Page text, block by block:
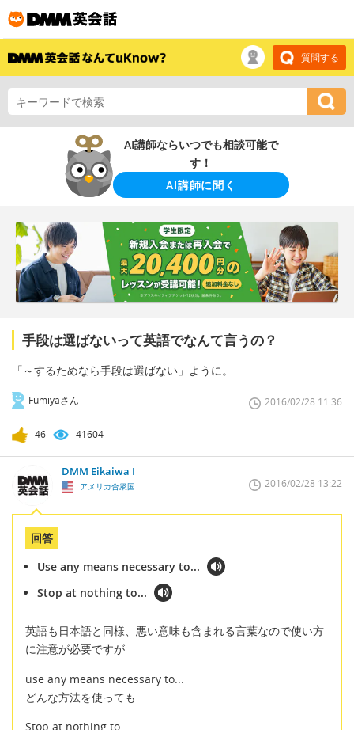
質問する
AI講師ならいつでも相談可能で
す！
AI講師に聞く
手段は選ばないって英語でなんて言うの？
「～するためなら手段は選ばない」ように。
Fumiyaさん 2016/02/28 11:36
46 41604
DMM Eikaiwa I
アメリカ合衆国 2016/02/28 13:22
回答
Use any means necessary to...
Stop at nothing to...
英語も日本語と同様、悪い意味も含まれる言葉なので使い方
に注意が必要ですが
use any means necessary to...
どんな方法を使っても…
Stop at nothing to...